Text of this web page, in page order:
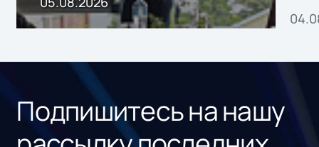
Подпишитесь на нашу